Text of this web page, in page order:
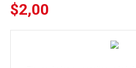
$2,00